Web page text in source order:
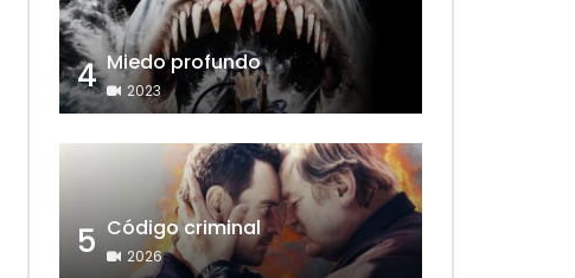
4 Miedo profundo
2023
5 Código criminal
2026